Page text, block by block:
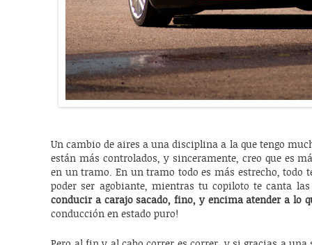
Un cambio de aires a una disciplina a la que tengo
están más controlados, y sinceramente, creo que es
en un tramo. En un tramo todo es más estrecho, todo
poder ser agobiante, mientras tu copiloto te canta
conducir a carajo sacado, fino, y encima atender a lo
conducción en estado puro!